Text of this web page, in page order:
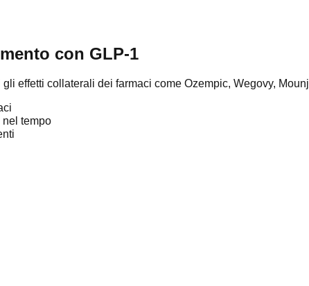
con GLP-1
effetti collaterali dei farmaci come Ozempic, Wegovy,
tempo